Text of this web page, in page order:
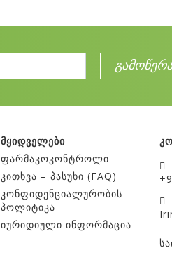
მყიდველები
ფარმაკოკონტროლი
კითხვა – პასუხი (FAQ)
კონფიდენციალურობის
პოლიტიკა
იურიდიული ინფორმაცია